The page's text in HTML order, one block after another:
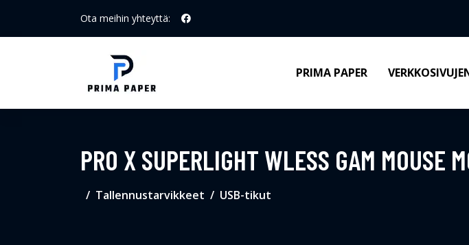
Ota meihin yhteyttä:
PRIMA PAPER
PRO X SUPERLIGHT WLESS GAM MOUSE
Tallennustarvikkeet USB-tikut